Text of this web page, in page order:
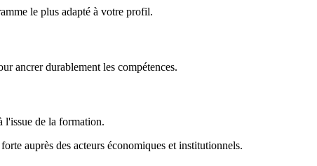
le plus adapté à votre profil.
ancrer durablement les compétences.
l'issue de la formation.
auprès des acteurs économiques et institutionnels.